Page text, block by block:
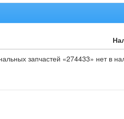
запчастей «274433» нет в